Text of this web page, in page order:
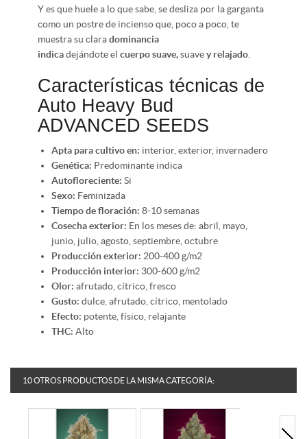
Y es que huele a lo que sabe, se desliza por la garganta
como un postre de incienso que, poco a poco, te
muestra su claradominancia
indicadejándote el cuerpo suave,suavey relajado.
Características técnicas de
Auto Heavy Bud
ADVANCED SEEDS
Apta para cultivo en: interior, exterior, invernadero
Genética: Predominante indica
Autofloreciente: Si
Sexo: Feminizada
Tiempo de floración: 8-10 semanas
Cosecha exterior: En los meses de: abril, mayo,
junio, julio, agosto, septiembre, octubre
Producción exterior: 200-400 g/m2
Producción interior: 300-600 g/m2
Olor: afrutado, cítrico, fresco
Gusto: dulce, afrutado, cítrico, mentolado
Efecto: potente, físico, relajante
THC: Alto
10 OTROS PRODUCTOS DE LA MISMA CATEGORÍA: